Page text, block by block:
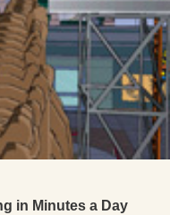
in Minutes a Day